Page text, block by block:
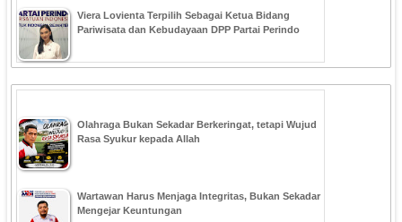
Viera Lovienta Terpilih Sebagai Ketua Bidang
Pariwisata dan Kebudayaan DPP Partai Perindo
Olahraga Bukan Sekadar Berkeringat, tetapi Wujud
Rasa Syukur kepada Allah
Wartawan Harus Menjaga Integritas, Bukan Sekadar
Mengejar Keuntungan